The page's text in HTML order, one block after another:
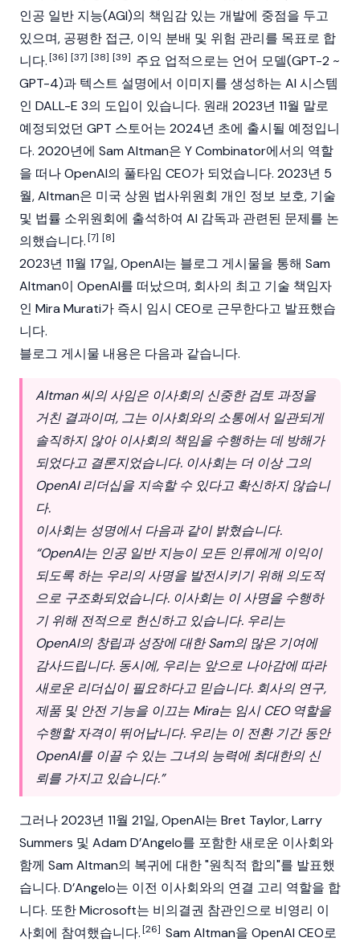
인공 일반 지능(AGI)의 책임감 있는 개발에 중점을 두고
있으며, 공평한 접근, 이익 분배 및 위험 관리를 목표로 합
니다.[36] [37] [38] [39] 주요 업적으로는 언어 모델(GPT-2 ~
GPT-4)과 텍스트 설명에서 이미지를 생성하는 AI 시스템
인 DALL-E 3의 도입이 있습니다. 원래 2023년 11월 말로
예정되었던 GPT 스토어는 2024년 초에 출시될 예정입니
다. 2020년에 Sam Altman은 Y Combinator에서의 역할
을 떠나 OpenAI의 풀타임 CEO가 되었습니다. 2023년 5
월, Altman은 미국 상원 법사위원회 개인 정보 보호, 기술
및 법률 소위원회에 출석하여 AI 감독과 관련된 문제를 논
의했습니다.[7] [8]
2023년 11월 17일, OpenAI는 블로그 게시물을 통해 Sam
Altman이 OpenAI를 떠났으며, 회사의 최고 기술 책임자
인 Mira Murati가 즉시 임시 CEO로 근무한다고 발표했습
니다.
블로그 게시물 내용은 다음과 같습니다.
Altman 씨의 사임은 이사회의 신중한 검토 과정을
거친 결과이며, 그는 이사회와의 소통에서 일관되게
솔직하지 않아 이사회의 책임을 수행하는 데 방해가
되었다고 결론지었습니다. 이사회는 더 이상 그의
OpenAI 리더십을 지속할 수 있다고 확신하지 않습니
다.
이사회는 성명에서 다음과 같이 밝혔습니다.
“OpenAI는 인공 일반 지능이 모든 인류에게 이익이
되도록 하는 우리의 사명을 발전시키기 위해 의도적
으로 구조화되었습니다. 이사회는 이 사명을 수행하
기 위해 전적으로 헌신하고 있습니다. 우리는
OpenAI의 창립과 성장에 대한 Sam의 많은 기여에
감사드립니다. 동시에, 우리는 앞으로 나아감에 따라
새로운 리더십이 필요하다고 믿습니다. 회사의 연구,
제품 및 안전 기능을 이끄는 Mira는 임시 CEO 역할을
수행할 자격이 뛰어납니다. 우리는 이 전환 기간 동안
OpenAI를 이끌 수 있는 그녀의 능력에 최대한의 신
뢰를 가지고 있습니다.”
그러나 2023년 11월 21일, OpenAI는 Bret Taylor, Larry
Summers 및 Adam D’Angelo를 포함한 새로운 이사회와
함께 Sam Altman의 복귀에 대한 "원칙적 합의"를 발표했
습니다. D’Angelo는 이전 이사회와의 연결 고리 역할을 합
니다. 또한 Microsoft는 비의결권 참관인으로 비영리 이
사회에 참여했습니다.[26] Sam Altman을 OpenAI CEO로